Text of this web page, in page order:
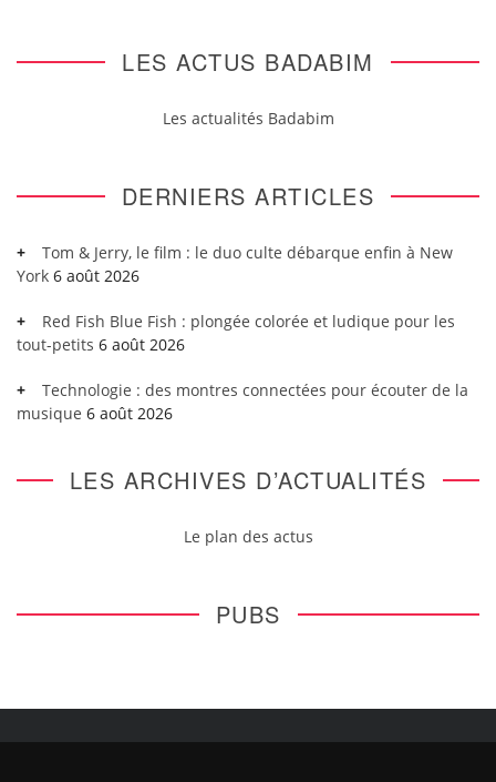
LES ACTUS BADABIM
Les actualités Badabim
DERNIERS ARTICLES
Tom & Jerry, le film : le duo culte débarque enfin à New
York 6 août 2026
Red Fish Blue Fish : plongée colorée et ludique pour les
tout-petits 6 août 2026
Technologie : des montres connectées pour écouter de la
musique 6 août 2026
LES ARCHIVES D’ACTUALITÉS
Le plan des actus
PUBS